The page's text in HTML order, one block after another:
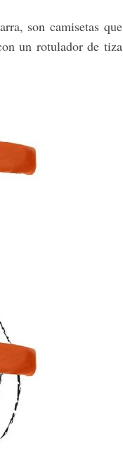
son camisetas que
un rotulador de tiza